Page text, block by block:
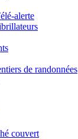
alerte
de randonnées
couvert